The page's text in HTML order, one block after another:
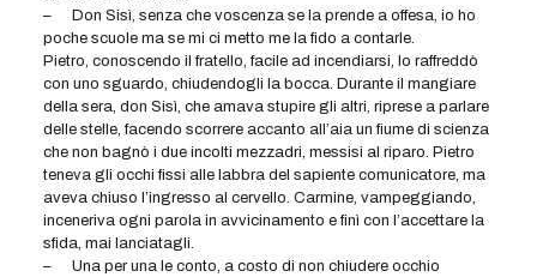
–
Don Sisì, senza che voscenza se la prende a offesa, io ho
poche scuole ma se mi ci metto me la fido a contarle.
Pietro, conoscendo il fratello, facile ad incendiarsi, lo raffreddò
con uno sguardo, chiudendogli la bocca. Durante il mangiare
della sera, don Sisì, che amava stupire gli altri, riprese a parlare
delle stelle, facendo scorrere accanto all’aia un fiume di scienza
che non bagnò i due incolti mezzadri, messisi al riparo. Pietro
teneva gli occhi fissi alle labbra del sapiente comunicatore, ma
aveva chiuso l’ingresso al cervello. Carmine, vampeggiando,
inceneriva ogni parola in avvicinamento e finì con l’accettare la
sfida, mai lanciatagli.
–
Una per una le conto, a costo di non chiudere occhio